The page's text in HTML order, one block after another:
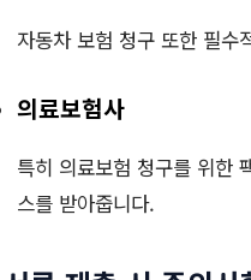
자동차 보험 청구 또한 필
의료보험사
특히 의료보험 청구를 위한
스를 받아줍니다.